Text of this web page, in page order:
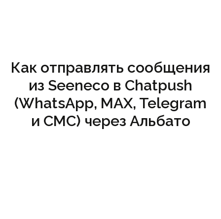
Как отправлять сообщения
из Seeneco в Chatpush
(WhatsApp, MAX, Telegram
и СМС) через Альбато